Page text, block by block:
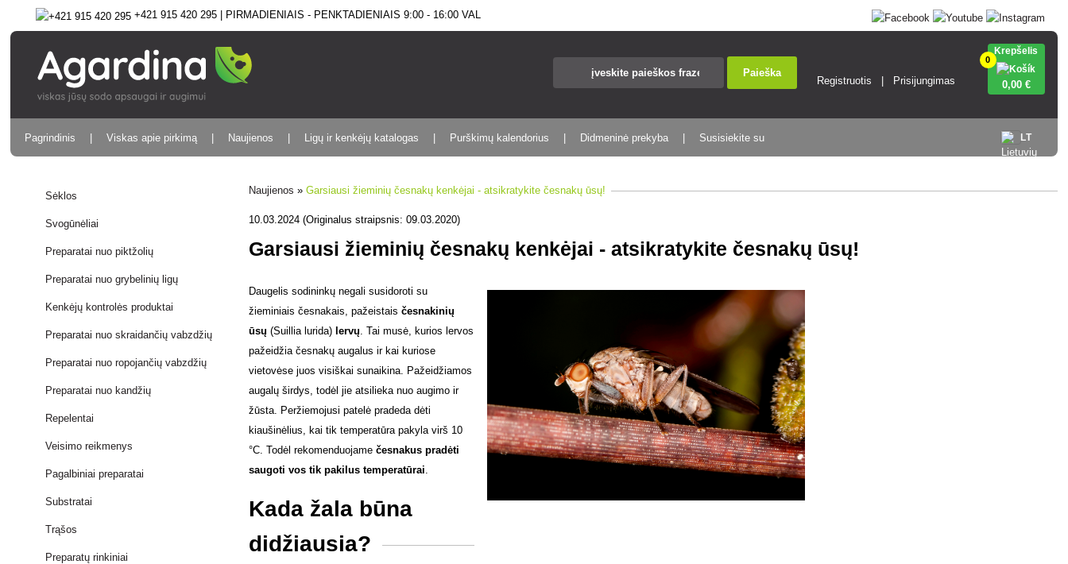
+421 915 420 295 | PIRMADIENIAIS - PENKTADIENIAIS 9:00 - 16:00 VAL
Paieška
Registruotis Prisijungimas
0
Krepšelis
0,00 €
LT
Pagrindinis Viskas apie pirkimą Naujienos Ligų ir kenkėjų katalogas Purškimų kalendorius Didmeninė prekyba Susisiekite su
Sėklos
Svogūnėliai
Preparatai nuo piktžolių
Preparatai nuo grybelinių ligų
Kenkėjų kontrolės produktai
Preparatai nuo skraidančių vabzdžių
Preparatai nuo ropojančių vabzdžių
Preparatai nuo kandžių
Repelentai
Veisimo reikmenys
Pagalbiniai preparatai
Substratai
Trąšos
Preparatų rinkiniai
Naujienos »Garsiausi žieminių česnakų kenkėjai - atsikratykite česnakų ūsų!
10.03.2024 (Originalus straipsnis: 09.03.2020)
Garsiausi žieminių česnakų kenkėjai - atsikratykite česnakų ūsų!
Daugelis sodininkų negali susidoroti su
žieminiais česnakais, pažeistaisčesnakinių
ūsų (Suillia lurida) lervų . Tai musė, kurios lervos
pažeidžia česnakų augalus ir kai kuriose
vietovėse juos visiškai sunaikina. Pažeidžiamos
augalų širdys, todėl jie atsilieka nuo augimo ir
žūsta. Peržiemojusi patelė pradeda dėti
kiaušinėlius, kai tik temperatūra pakyla virš 10
°C. Todėl rekomenduojame česnakus pradėti
saugoti vos tik pakilus temperatūrai
Kada žala būna
didžiausia?